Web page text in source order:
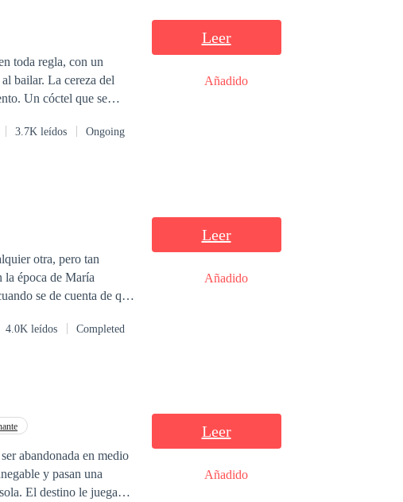
toda regla, con un
bailar. La cereza del
Un cóctel que se
3.7K leídos Ongoing
Leer
Añadido
otra, pero tan
la época de María
se de cuenta de que
4.0K leídos Completed
Leer
Añadido
abandonada en medio
y pasan una
Leer
Añadido